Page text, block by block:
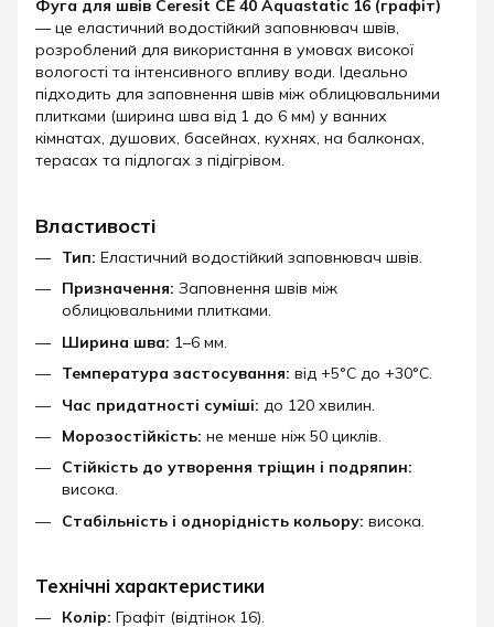
Фуга для швів Ceresit CE 40 Aquastatic 16 (графіт)
— це еластичний водостійкий заповнювач швів,
розроблений для використання в умовах високої
вологості та інтенсивного впливу води. Ідеально
підходить для заповнення швів між облицювальними
плитками (ширина шва від 1 до 6 мм) у ванних
кімнатах, душових, басейнах, кухнях, на балконах,
терасах та підлогах з підігрівом.​
Властивості
Тип: Еластичний водостійкий заповнювач швів.
Призначення: Заповнення швів між
облицювальними плитками.
Ширина шва: 1–6 мм.
Температура застосування: від +5°C до +30°C.
Час придатності суміші: до 120 хвилин.
Морозостійкість: не менше ніж 50 циклів.
Стійкість до утворення тріщин і подряпин:
висока.
Стабільність і однорідність кольору: висока.​
Технічні характеристики
Колір: Графіт (відтінок 16).